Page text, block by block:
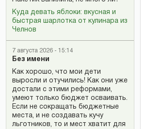
Куда девать яблоки: вкусная и
быстрая шарлотка от кулинара из
Челнов
7 августа 2026 - 15:14
Без имени
Как хорошо, что мои дети
выросли и отучились! Как они уже
достали с этими реформами,
умеют только бюджет осваивать.
Если не сокращать бюджетные
места, и не создавать кучу
льготников, то и мест хватит для